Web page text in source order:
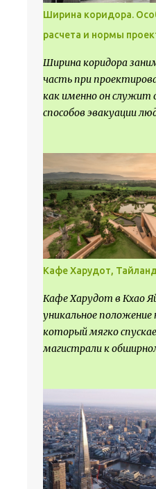
стационарные
выставочных
экспозиции, с целью
пропаганды, рекламы,
технологий, обмен
привлечения внимания
Ширина коридора.
расчета и нормы
Ширина коридора
часть при
как именно он служит
способов эвакуации
выполнять
особенности
статье.
Кафе Харудот,
Кафе Харудот в Кхао
уникальное положение
который мягко
магистрали к
месте не только
создания проекта
возможность
общедоступную
куда прохожие могли